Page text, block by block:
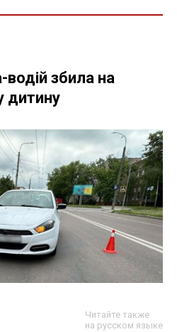
водій збила на
дитину
Читайте также
на русском языке